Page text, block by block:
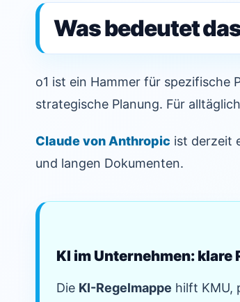
Was bedeutet
o1 ist ein Hammer für spezifische
strategische Planung. Für
Claude von Anthropic ist derzeit
und langen Dokumenten.
KI im Unternehmen:
Die KI-Regelmappe hilft KMU,